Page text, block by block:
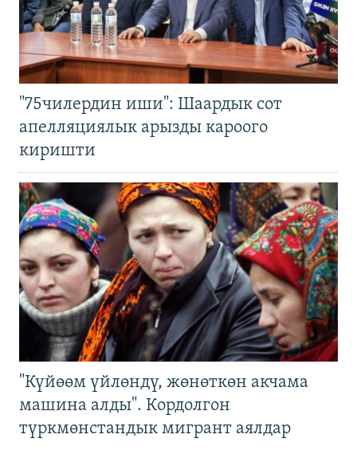
"75чилердин иши": Шаардык сот
апелляциялык арызды кароого
киришти
"Күйөөм үйлөндү, жөнөткөн акчама
машина алды". Кордолгон
түркмөнстандык мигрант аялдар